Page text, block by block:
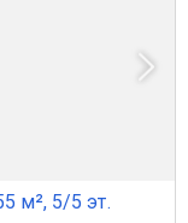
м², 5/5 эт.